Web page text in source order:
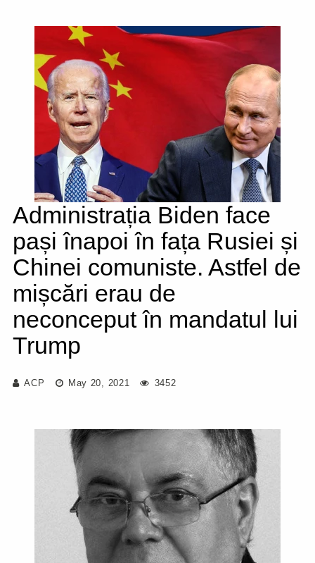
Administrația Biden face
pași înapoi în fața Rusiei și
Chinei comuniste. Astfel de
mișcări erau de
neconceput în mandatul lui
Trump
ACP May 20, 2021 3452